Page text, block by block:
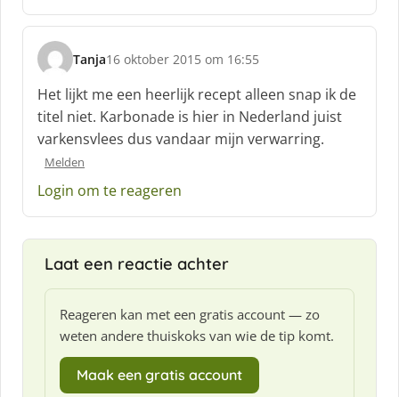
Tanja
s
c
h
r
e
:
16 oktober 2015 om 16:55
Het lijkt me een heerlijk recept alleen snap ik de
titel niet. Karbonade is hier in Nederland juist
varkensvlees dus vandaar mijn verwarring.
Melden
Login om te reageren
Laat een reactie achter
Reageren kan met een gratis account — zo
weten andere thuiskoks van wie de tip komt.
Maak een gratis account